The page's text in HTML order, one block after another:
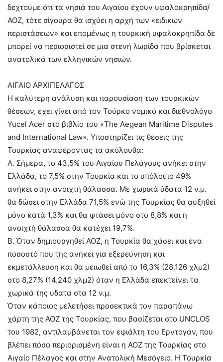
δεχτούμε ότι τα νησιά του Αιγαίου έχουν υφαλοκρηπίδα/
ΑΟΖ, τότε σίγουρα θα ισχύει η αρχή των «ειδικών
περιστάσεων» και επομένως η τουρκική υφαλοκρηπίδα δε
μπορεί να περιοριστεί σε μια στενή λωρίδα που βρίσκεται
ανατολικά των ελληνικών νησιών.
ΑΙΓΑΙΟ ΑΡΧΙΠΕΛΑΓΟΣ
Η καλύτερη ανάλυση και παρουσίαση των τουρκικών
θέσεων, έχει γίνει από τον Τούρκο νομικό και διεθνολόγο
Yucel Acer στο βιβλίο του «The Aegean Maritime Disputes
and International Law». Υποστηρίζει τις θέσεις της
Τουρκίας αναφέροντας τα ακόλουθα:
Α. Σήμερα, το 43,5% του Αιγαίου Πελάγους ανήκει στην
Ελλάδα, το 7,5% στην Τουρκία και το υπόλοιπο 49%
ανήκει στην ανοιχτή θάλασσα. Με χωρικά ύδατα 12 ν.μ.
θα δώσει στην Ελλάδα 71,5% ενώ της Τουρκίας θα αυξηθεί
μόνο κατά 1,3% και θα φτάσει μόνο στο 8,8% και η
ανοιχτή θάλασσα θα κατέχει 19,7%.
Β. Όταν δημιουργηθεί ΑΟΖ, η Τουρκία θα χάσει και ένα
ποσοστό που της ανήκει για εξερεύνηση και
εκμετάλλευση και θα μειωθεί από το 16,3% (28.126 χλμ2)
στο 8,27% (14.240 χλμ2) όταν η Ελλάδα επεκτείνει τα
χωρικά της ύδατα στα 12 ν.μ.
Όταν κάποιος μελετήσει προσεκτικά τον παραπάνω
χάρτη της ΑΟΖ της Τουρκίας, που βασίζεται στο UNCLOS
του 1982, αντιλαμβάνεται τον εφιάλτη του Ερντογάν, που
βλέπει πόσο περιορισμένη είναι η ΑΟΖ της Τουρκίας στο
Αιγαίο Πέλαγος και στην Ανατολική Μεσόγειο. Η Τουρκία